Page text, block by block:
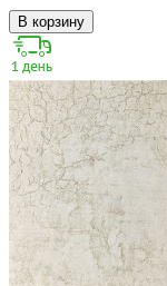
В корзину